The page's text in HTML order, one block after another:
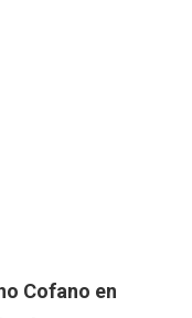
Cofano en